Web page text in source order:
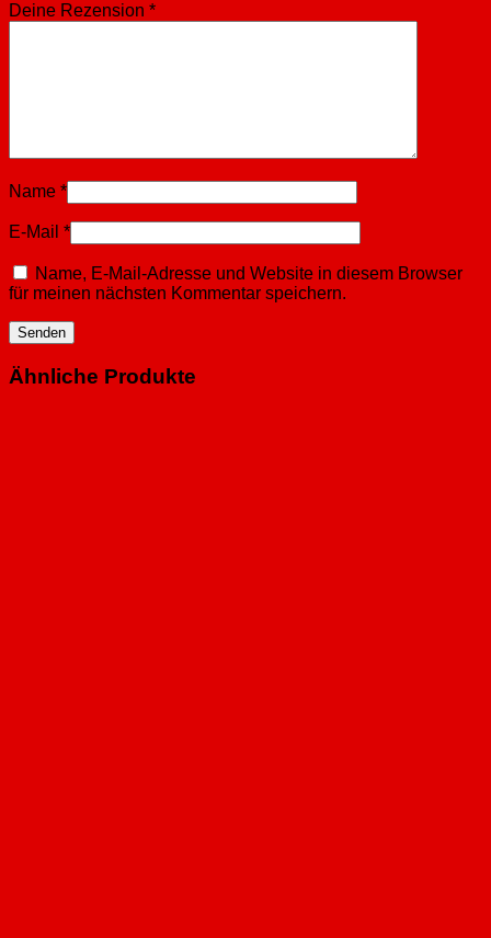
Deine Rezension *
Name *
E-Mail *
Name, E-Mail-Adresse und Website in diesem Browser
für meinen nächsten Kommentar speichern.
Ähnliche Produkte